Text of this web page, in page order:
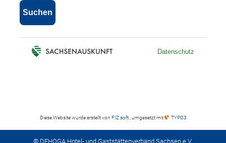
Diese Website wurde erstellt von FIZ soft , umgesetzt mit TYPO3
© DEHOGA Hotel- und Gaststättenverband Sachsen e.V.